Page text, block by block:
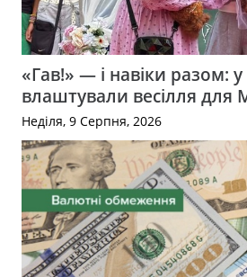
«Гав!» — і навіки разом:
влаштували весілля для
Неділя, 9 Серпня, 2026